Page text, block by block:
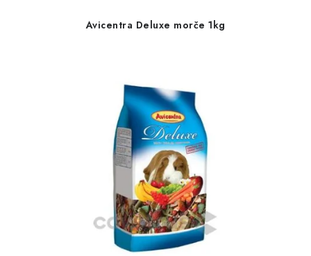
Avicentra Deluxe morče 1kg